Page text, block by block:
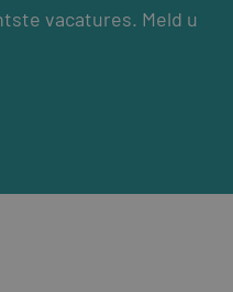
vacatures. Meld u